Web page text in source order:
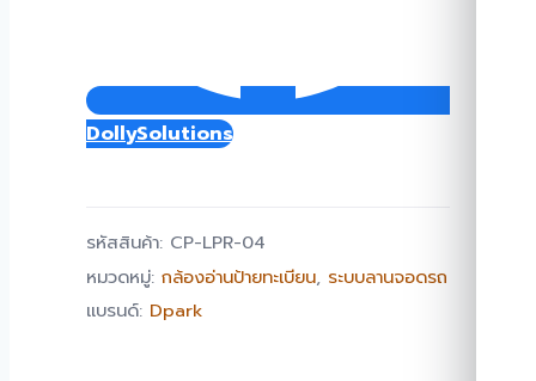
DollySolutions
รหัสสินค้า: CP-LPR-04
หมวดหมู่: กล้องอ่านป้ายทะเบียน, ระบบลานจอดรถ
แบรนด์: Dpark